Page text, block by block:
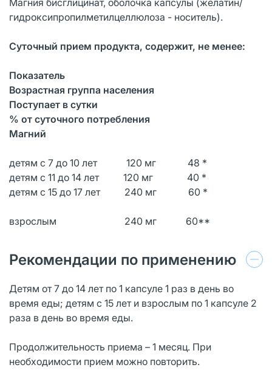
гидроксипропилметилцеллюлоза - носитель).
Суточный прием продукта, содержит, не менее:
Показатель
Возрастная группа населения
Поступает в сутки
% от суточного потребления
Магний
детям с 7 до 10 лет 120 мг 48 *
детям с 11 до 14 лет 120 мг 40 *
детям с 15 до 17 лет 240 мг 60 *
взрослым 240 мг 60**
Рекомендации по применению
Детям от 7 до 14 лет по 1 капсуле 1 раз в день во
время еды; детям с 15 лет и взрослым по 1 капсуле 2
раза в день во время еды.
Продолжительность приема – 1 месяц. При
необходимости прием можно повторить.